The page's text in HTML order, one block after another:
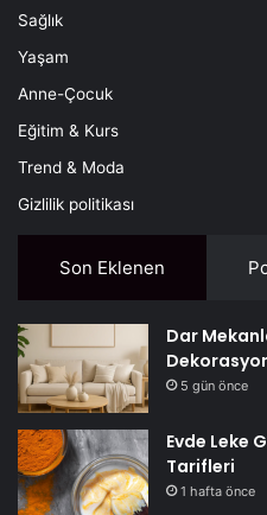
Sağlık
Yaşam
Anne-Çocuk
Eğitim & Kurs
Trend & Moda
Gizlilik politikası
Son Eklenen
Dar
5 gün önce
Evde Leke
Tarifleri
1 hafta önce